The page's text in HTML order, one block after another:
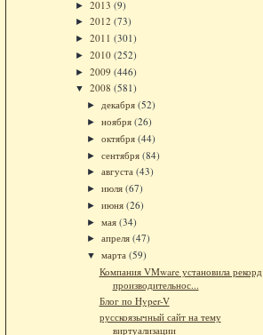
► 2013 (9)
► 2012 (73)
► 2011 (301)
► 2010 (252)
► 2009 (446)
▼ 2008 (581)
► декабря (52)
► ноября (26)
► октября (44)
► сентября (84)
► августа (43)
► июля (67)
► июня (26)
► мая (34)
► апреля (47)
▼ марта (59)
Компания VMware установила рекорд
производительнос...
Блог по Hyper-V
русскоязычный сайт на тему
виртуализации